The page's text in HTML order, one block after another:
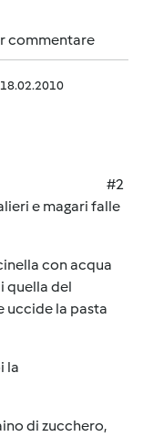
commentare
#2
e magari falle
con acqua
quella del
uccide la pasta
la
di zucchero,